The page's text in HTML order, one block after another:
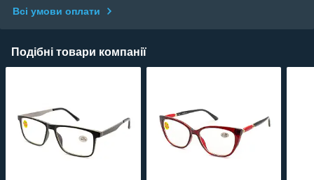
Всі умови оплати
Подібні товари компанії